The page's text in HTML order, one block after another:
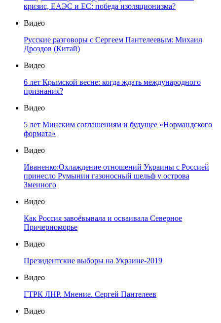
кризис, ЕАЭС и ЕС: победа изоляционизма?
Видео
Русские разговоры с Сергеем Пантелеевым: Михаил
Дроздов (Китай)
Видео
6 лет Крымской весне: когда ждать международного
признания?
Видео
5 лет Минским соглашениям и будущее «Нормандского
формата»
Видео
Иваненко:Охлаждение отношений Украины с Россией
принесло Румынии газоносный шельф у острова
Змеиного
Видео
Как Россия завоёвывала и осваивала Северное
Причерноморье
Видео
Президентские выборы на Украине-2019
Видео
ГТРК ЛНР. Мнение. Сергей Пантелеев
Видео